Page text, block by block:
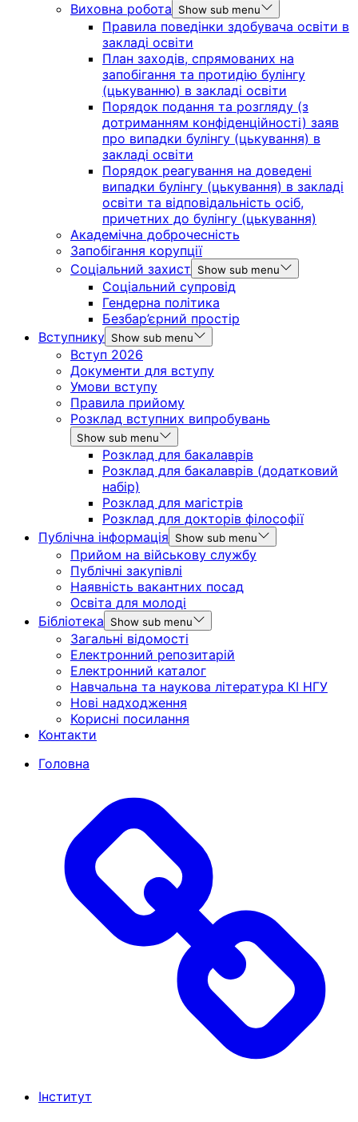
Виховна робота
Show sub menu
Правила поведінки здобувача освіти в
закладі освіти
План заходів, спрямованих на
запобігання та протидію булінгу
(цькуванню) в закладі освіти
Порядок подання та розгляду (з
дотриманням конфіденційності) заяв
про випадки булінгу (цькування) в
закладі освіти
Порядок реагування на доведені
випадки булінгу (цькування) в закладі
освіти та відповідальність осіб,
причетних до булінгу (цькування)
Академічна доброчесність
Запобігання корупції
Соціальний захист
Show sub menu
Соціальний супровід
Гендерна політика
Безбар’єрний простір
Вступнику Show sub menu
Вступ 2026
Документи для вступу
Умови вступу
Правила прийому
Розклад вступних випробувань
Show sub menu
Розклад для бакалаврів
Розклад для бакалаврів (додатковий
набір)
Розклад для магістрів
Розклад для докторів філософії
Публічна інформація
Show sub menu
Прийом на військову службу
Публічні закупівлі
Наявність вакантних посад
Освіта для молоді
Бібліотека
Show sub menu
Загальні відомості
Електронний репозитарій
Електронний каталог
Навчальна та наукова література КІ НГУ
Нові надходження
Корисні посилання
Контакти
Головна
Інститут